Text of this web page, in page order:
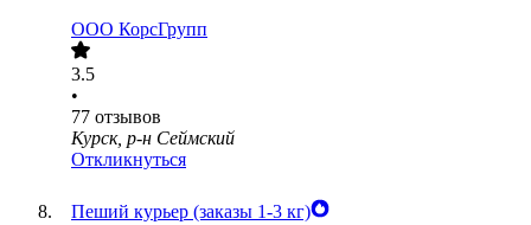
ООО КорсГрупп
3.5
•
77 отзывов
Курск, р-н Сеймский
Откликнуться
Пеший курьер (заказы 1-3 кг)